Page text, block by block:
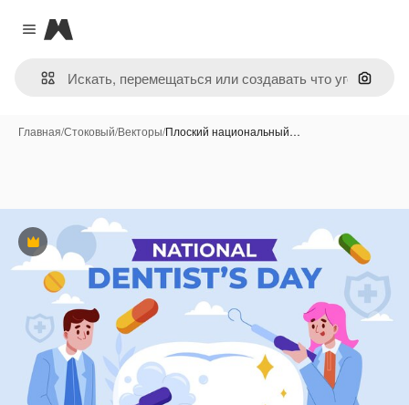
Close menu
Magnific
Поиск
Главная/Стоковый/Векторы/Плоский национальный…
Премиум